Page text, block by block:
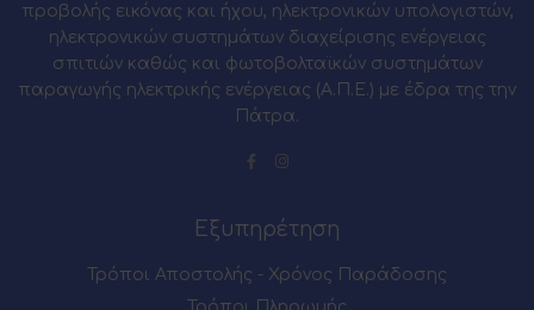
προβολής εικόνας και ήχου, ηλεκτρονικών υπολογιστών,
ηλεκτρονικών συστημάτων διαχείρισης ενέργειας
σπιτιών καθώς και φωτοβολταϊκών συστημάτων
παραγωγής ηλεκτρικής ενέργειας (Α.Π.Ε.) με έδρα της την
Πάτρα.
Εξυπηρέτηση
Τρόποι Αποστολής - Χρόνος Παράδοσης